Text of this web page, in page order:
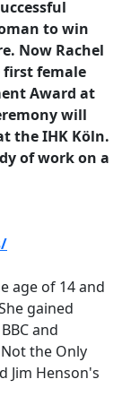
to win
Now Rachel
first female
Award at
will
the IHK Köln.
of work on a
age of 14 and
gained
and
the Only
Jim Henson's